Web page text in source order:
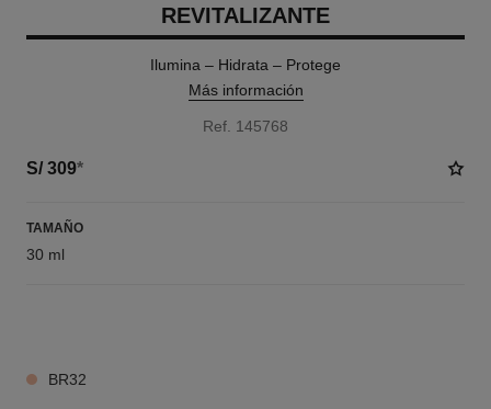
REVITALIZANTE
Ilumina – Hidrata – Protege
Más información
Ref. 145768
S/ 309*
TAMAÑO
30 ml
BR32